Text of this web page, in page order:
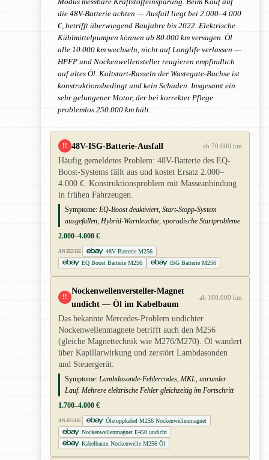
Modus messbare Kraftstoffeinsparung. Beim Kauf auf
die 48V-Batterie achten — Ausfall liegt bei 2.000–4.000
€, betrifft überwiegend Baujahre bis 2022. Elektrische
Kühlmittelpumpen können ab 80.000 km versagen. Öl
alle 10.000 km wechseln, nicht auf Longlife verlassen —
HPFP und Nockenwellensteller reagieren empfindlich
auf altes Öl. Kaltstart-Rasseln der Wastegate-Buchse ist
konstruktionsbedingt und kein Schaden. Insgesamt ein
sehr gelungener Motor, der bei korrekter Pflege
problemlos 250.000 km hält.
!! 48V-ISG-Batterie-Ausfall ab 70.000 km
Häufig gemeldetes Problem: 48V-Batterie des EQ-
Boost-Systems fällt aus und kostet Ersatz 2.000–
4.000 €. Konstruktionsproblem mit Masseanbindung
in frühen Fahrzeugen.
Symptome: EQ-Boost deaktiviert, Start-Stopp-System
ausgefallen, Hybrid-Warnleuchte, sporadische Startprobleme
2.000–4.000 €
ANZEIGE
48V Batterie M256
EQ Boost Batterie M256
ISG Batterie M256
!!
Nockenwellenversteller-Magnet
undicht — Öl im Kabelbaum
ab 100.000 km
Das bekannte Mercedes-Problem undichter
Nockenwellenmagnete betrifft auch den M256
(gleiche Magnettechnik wie M276/M270). Öl wandert
über Kapillarwirkung und zerstört Lambdasonden
und Steuergerät.
Symptome: Lambdasonde-Fehlercodes, MKL, unrunder
Lauf. Mehrere elektrische Fehler gleichzeitig im Fortschritt
1.700–4.000 €
ANZEIGE
Ölstoppkabel M256 Nockenwellenmagnet
Nockenwellenmagnet E450 undicht
Kabelbaum Nockenwelle M256 Öl